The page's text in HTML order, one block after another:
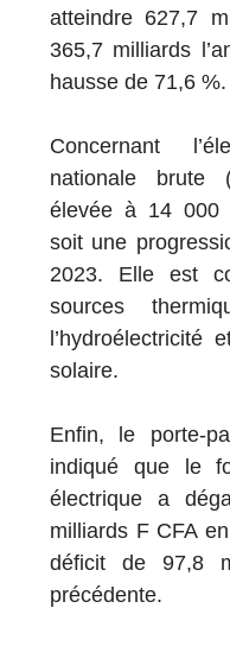
atteindre 627,7
365,7 milliards
hausse de 71,6 %.
Concernant
nationale brute
élevée à 14 000
soit une
2023. Elle est
sources
l’hydroélectricité
solaire.
Enfin, le porte-
indiqué que le
électrique a
milliards F CFA
déficit de 97,8
précédente.